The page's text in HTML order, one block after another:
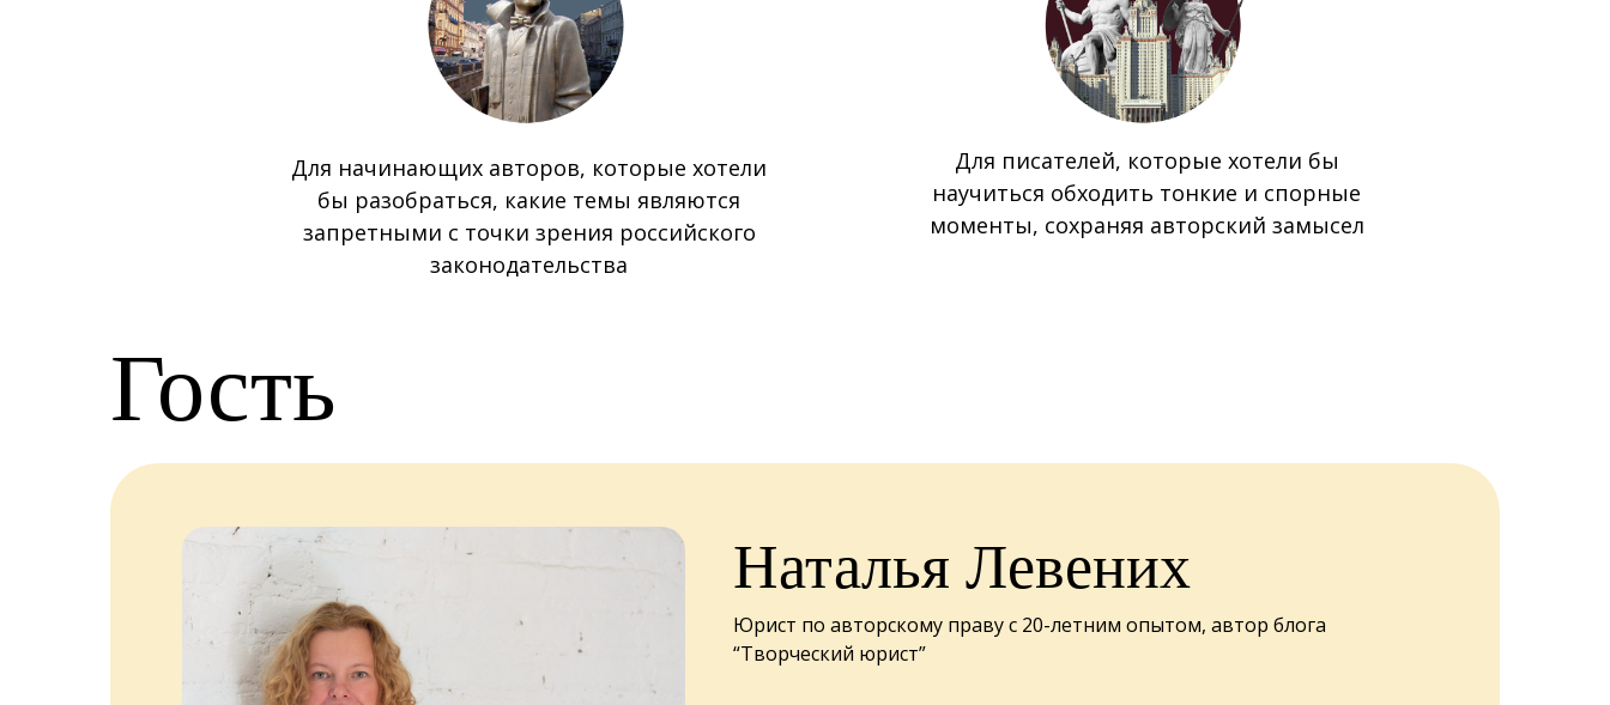
Для начинающих авторов, которые хотели
бы разобраться, какие темы являются
запретными с точки зрения российского
законодательства
Для писателей, которые хотели бы
научиться обходить тонкие и спорные
моменты, сохраняя авторский замысел
Гость
Наталья Левених
Юрист по авторскому праву с 20-летним опытом, автор блога
“Творческий юрист”